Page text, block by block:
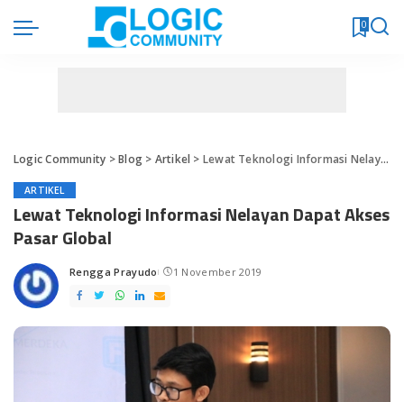
0
Logic Community >Blog> Artikel > Lewat Teknologi Informasi Nelayan Dapat Akses Pasar Global
ARTIKEL
Lewat Teknologi Informasi Nelayan Dapat Akses
Pasar Global
Posted
by
Rengga Prayudo 1 November 2019